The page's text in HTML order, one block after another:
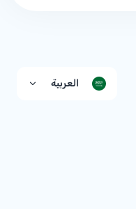
العربية